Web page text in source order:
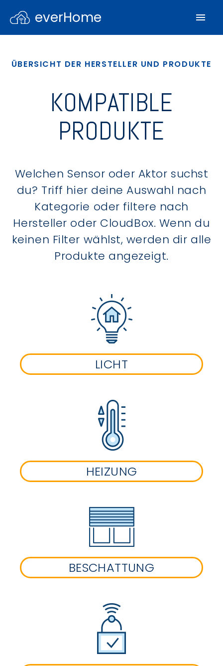
everHome
ÜBERSICHT DER HERSTELLER UND PRODUKTE
KOMPATIBLE
PRODUKTE
Welchen Sensor oder Aktor suchst
du? Triff hier deine Auswahl nach
Kategorie oder filtere nach
Hersteller oder CloudBox. Wenn du
keinen Filter wählst, werden dir alle
Produkte angezeigt.
LICHT
HEIZUNG
BESCHATTUNG